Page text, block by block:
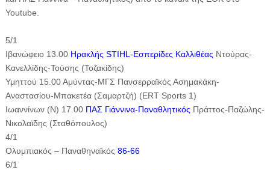
Youtube.
5/1
Ιβανώφειο 13.00 Ηρακλής STIHL-Εσπερίδες Καλλιθέας Ντούρας-
Κανελλίδης-Τούσης (Τοζακίδης)
Υμηττού 15.00 Αμύντας-ΜΓΣ Πανσερραϊκός Ασημακάκη-
Αναστασίου-Μπακετέα (Σαμαρτζή) (ERT Sports 1)
Ιωαννίνων (Ν) 17.00 ΠΑΣ Γιάννινα-Παναθλητικός Πράττος-Παζώλης-
Νικολαϊδης (Σταθόπουλος)
4/1
Ολυμπιακός – Παναθηναϊκός 86-66
6/1